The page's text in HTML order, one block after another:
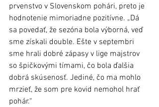
prvenstvo v Slovenskom pohári, preto je
hodnotenie mimoriadne pozitívne. „Dá
sa povedať, že sezóna bola výborná, veď
sme získali double. Ešte v septembri
sme hrali dobré zápasy v lige majstrov
so špičkovými tímami, čo bola ďalšia
dobrá skúsenosť. Jediné, čo ma mohlo
mrzieť, že som pre kovid nemohol hrať
pohár.“